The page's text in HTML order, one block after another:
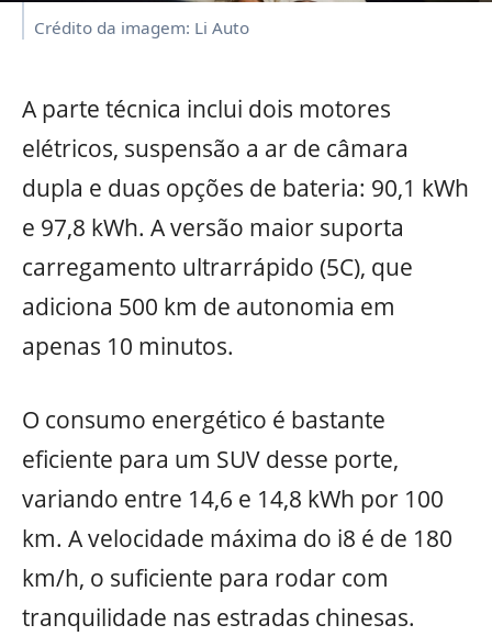
Crédito da imagem: Li Auto
A parte técnica inclui dois motores
elétricos, suspensão a ar de câmara
dupla e duas opções de bateria: 90,1 kWh
e 97,8 kWh. A versão maior suporta
carregamento ultrarrápido (5C), que
adiciona 500 km de autonomia em
apenas 10 minutos.
O consumo energético é bastante
eficiente para um SUV desse porte,
variando entre 14,6 e 14,8 kWh por 100
km. A velocidade máxima do i8 é de 180
km/h, o suficiente para rodar com
tranquilidade nas estradas chinesas.